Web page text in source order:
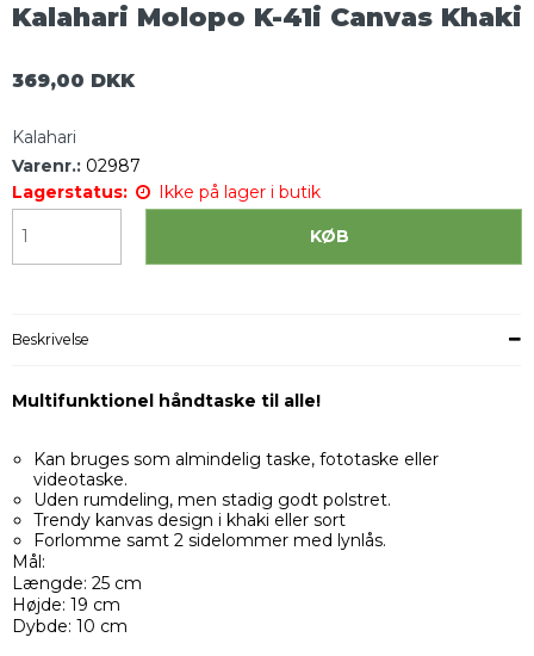
Kalahari Molopo K-41i Canvas Khaki
369,00 DKK
Kalahari
Varenr.: 02987
Lagerstatus:
Ikke på lager i butik
KØB
Beskrivelse
Multifunktionel håndtaske til alle!
Kan bruges som almindelig taske, fototaske eller
videotaske.
Uden rumdeling, men stadig godt polstret.
Trendy kanvas design i khaki eller sort
Forlomme samt 2 sidelommer med lynlås.
Mål:
Længde: 25 cm
Højde: 19 cm
Dybde: 10 cm